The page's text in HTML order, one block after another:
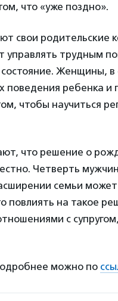
что «уже поздно».
свои родительские
трудным
Женщины,
поведения ребенка и
чтобы научиться
что решение о
Четверть
семьи
на такое
с
можно по